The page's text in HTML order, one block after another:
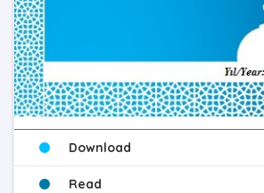
Download
Read